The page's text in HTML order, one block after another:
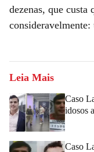
dezenas, que custa
Leia Mais
Caso
idosos
Caso